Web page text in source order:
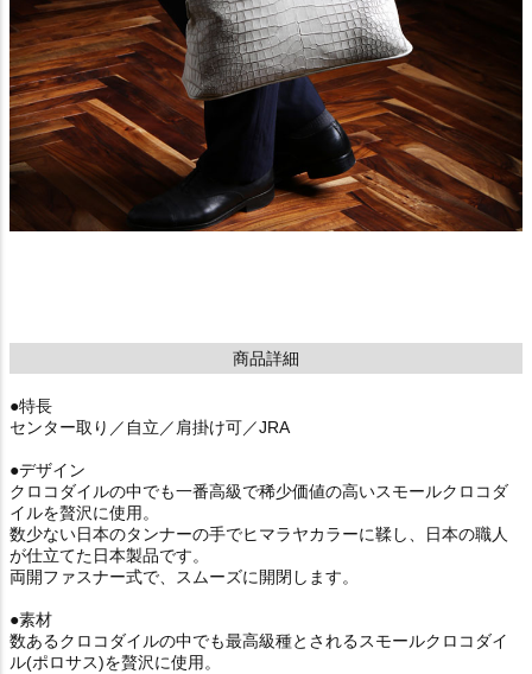
商品詳細
●特長
センター取り／自立／肩掛け可／JRA
●デザイン
クロコダイルの中でも一番高級で稀少価値の高いスモールクロコダ
イルを贅沢に使用。
数少ない日本のタンナーの手でヒマラヤカラーに鞣し、日本の職人
が仕立てた日本製品です。
両開ファスナー式で、スムーズに開閉します。
●素材
数あるクロコダイルの中でも最高級種とされるスモールクロコダイ
ル(ポロサス)を贅沢に使用。